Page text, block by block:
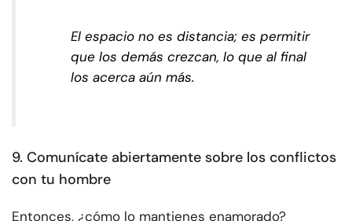
El espacio no es distancia; es permitir
que los demás crezcan, lo que al final
los acerca aún más.
9. Comunícate abiertamente sobre los conflictos
con tu hombre
Entonces, ¿cómo lo mantienes enamorado?